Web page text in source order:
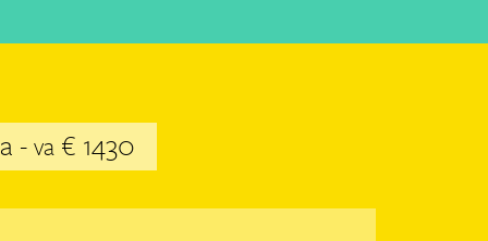
-va € 1430